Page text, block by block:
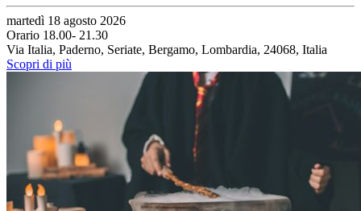
martedì 18 agosto 2026
Orario 18.00- 21.30
Via Italia, Paderno, Seriate, Bergamo, Lombardia, 24068, Italia
Scopri di più